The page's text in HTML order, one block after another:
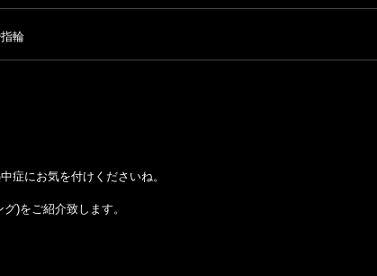
輪
症にお気を付けくださいね。
)をご紹介致します。